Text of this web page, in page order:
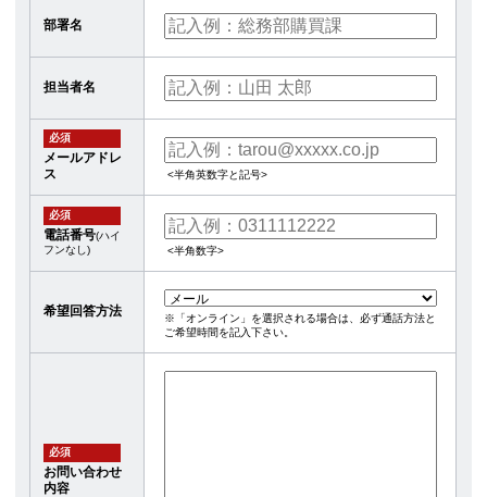
部署名
担当者名
必須
メールアドレ
ス
<半角英数字と記号>
必須
電話番号(ハイ
フンなし)
<半角数字>
希望回答方法
※「オンライン」を選択される場合は、必ず通話方法と
ご希望時間を記入下さい。
必須
お問い合わせ
内容